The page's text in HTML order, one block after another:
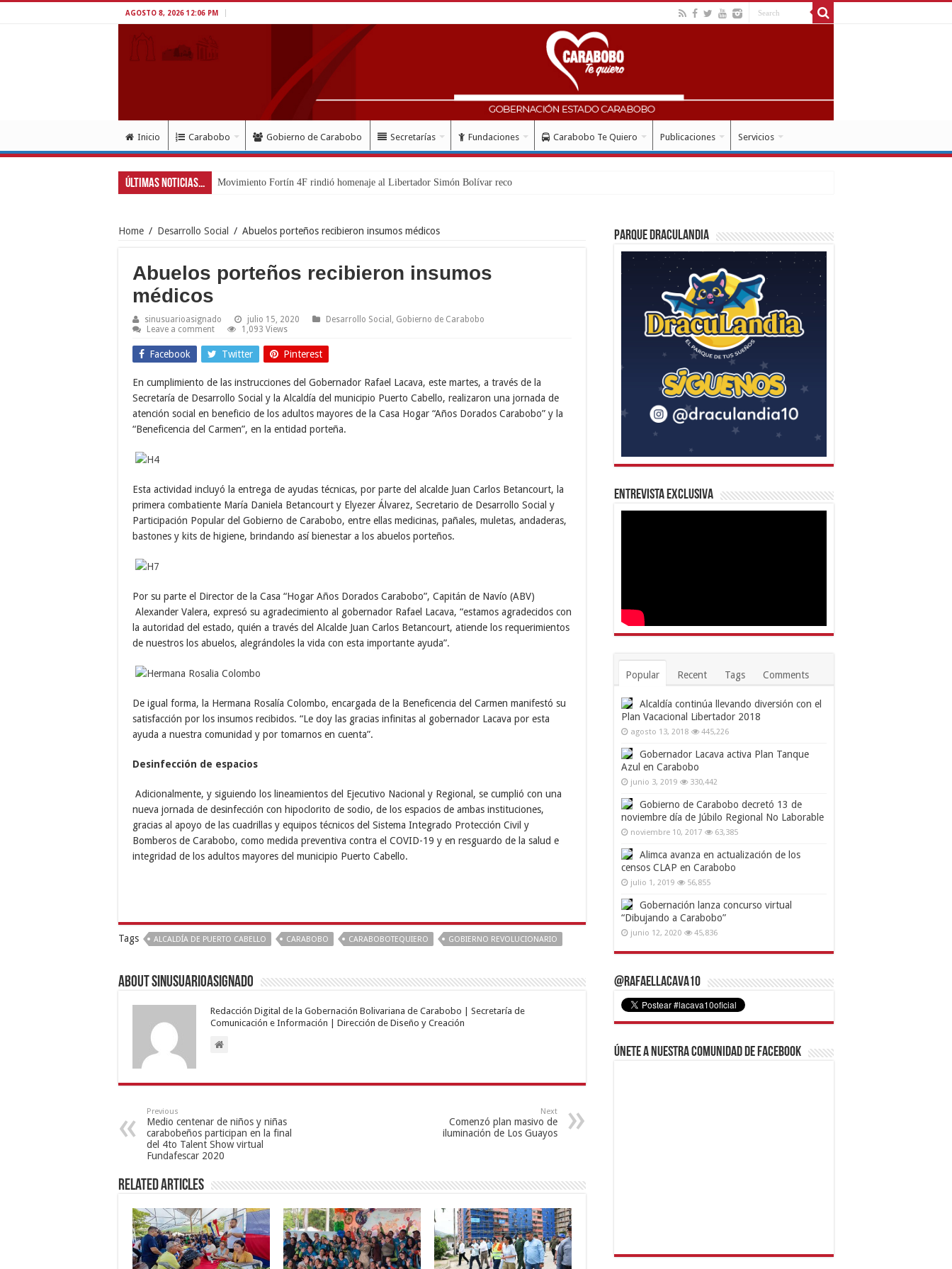
AGOSTO 8, 2026 12:06 PM
Inicio Carabobo Gobierno de Carabobo Secretarías Fundaciones Carabobo Te Quiero Publicaciones Servicios
Últimas Noticias... Movimiento Fortín 4F rindió homenaje al Libertador Simón Bolívar recordando su gesta ema
Home / Desarrollo Social / Abuelos porteños recibieron insumos médicos
Abuelos porteños recibieron insumos
médicos
sinusuarioasignado julio 15, 2020 Desarrollo Social
Gobierno de Carabobo
Leave a comment
1,093 Views
Facebook Twitter Pinterest
En cumplimiento de las instrucciones del Gobernador Rafael Lacava, este martes, a través de la
Secretaría de Desarrollo Social y la Alcaldía del municipio Puerto Cabello, realizaron una jornada de
atención social en beneficio de los adultos mayores de la Casa Hogar “Años Dorados Carabobo” y la
“Beneficencia del Carmen”, en la entidad porteña.
Esta actividad incluyó la entrega de ayudas técnicas, por parte del alcalde Juan Carlos Betancourt, la
primera combatiente María Daniela Betancourt y Elyezer Álvarez, Secretario de Desarrollo Social y
Participación Popular del Gobierno de Carabobo, entre ellas medicinas, pañales, muletas, andaderas,
bastones y kits de higiene, brindando así bienestar a los abuelos porteños.
Por su parte el Director de la Casa “Hogar Años Dorados Carabobo”, Capitán de Navío (ABV)
Alexander Valera, expresó su agradecimiento al gobernador Rafael Lacava, “estamos agradecidos con
la autoridad del estado, quién a través del Alcalde Juan Carlos Betancourt, atiende los requerimientos
de nuestros los abuelos, alegrándoles la vida con esta importante ayuda”.
De igual forma, la Hermana Rosalía Colombo, encargada de la Beneficencia del Carmen manifestó su
satisfacción por los insumos recibidos. “Le doy las gracias infinitas al gobernador Lacava por esta
ayuda a nuestra comunidad y por tomarnos en cuenta”.
Desinfección de espacios
Adicionalmente, y siguiendo los lineamientos del Ejecutivo Nacional y Regional, se cumplió con una
nueva jornada de desinfección con hipoclorito de sodio, de los espacios de ambas instituciones,
gracias al apoyo de las cuadrillas y equipos técnicos del Sistema Integrado Protección Civil y
Bomberos de Carabobo, como medida preventiva contra el COVID-19 y en resguardo de la salud e
integridad de los adultos mayores del municipio Puerto Cabello.
Tags ALCALDÍA DE PUERTO CABELLO CARABOBO CARABOBOTEQUIERO GOBIERNO REVOLUCIONARIO
About sinusuarioasignado
Redacción Digital de la Gobernación Bolivariana de Carabobo | Secretaría de
Comunicación e Información | Dirección de Diseño y Creación
Previous
Medio centenar de niños y niñas
carabobeños participan en la final
del 4to Talent Show virtual
Fundafescar 2020
Next
Comenzó plan masivo de
iluminación de Los Guayos
Related Articles
Parque Draculandia
Entrevista Exclusiva
Popular Recent Tags Comments
Alcaldía continúa llevando diversión con el
Plan Vacacional Libertador 2018
agosto 13, 2018 445,226
Gobernador Lacava activa Plan Tanque
Azul en Carabobo
junio 3, 2019 330,442
Gobierno de Carabobo decretó 13 de
noviembre día de Júbilo Regional No Laborable
noviembre 10, 2017 63,385
Alimca avanza en actualización de los
censos CLAP en Carabobo
julio 1, 2019 56,855
Gobernación lanza concurso virtual
“Dibujando a Carabobo”
junio 12, 2020 45,836
@RafaelLacava10
Únete a nuestra comunidad de Facebook